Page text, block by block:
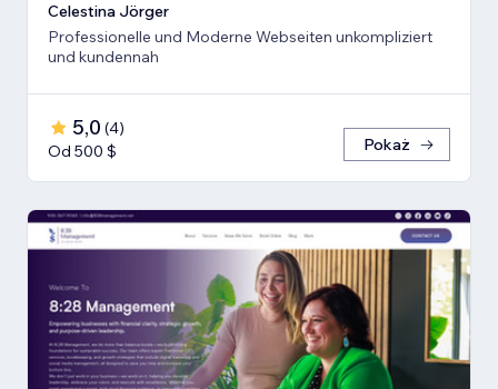
Celestina Jörger
Professionelle und Moderne Webseiten unkompliziert
und kundennah
5,0 (4)
Od 500 $
Pokaż